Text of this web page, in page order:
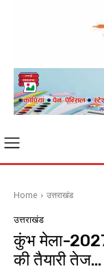
Home उत्तराखंड
उत्तराखंड
कुंभ मेला-2027
की तैयारी तेज…